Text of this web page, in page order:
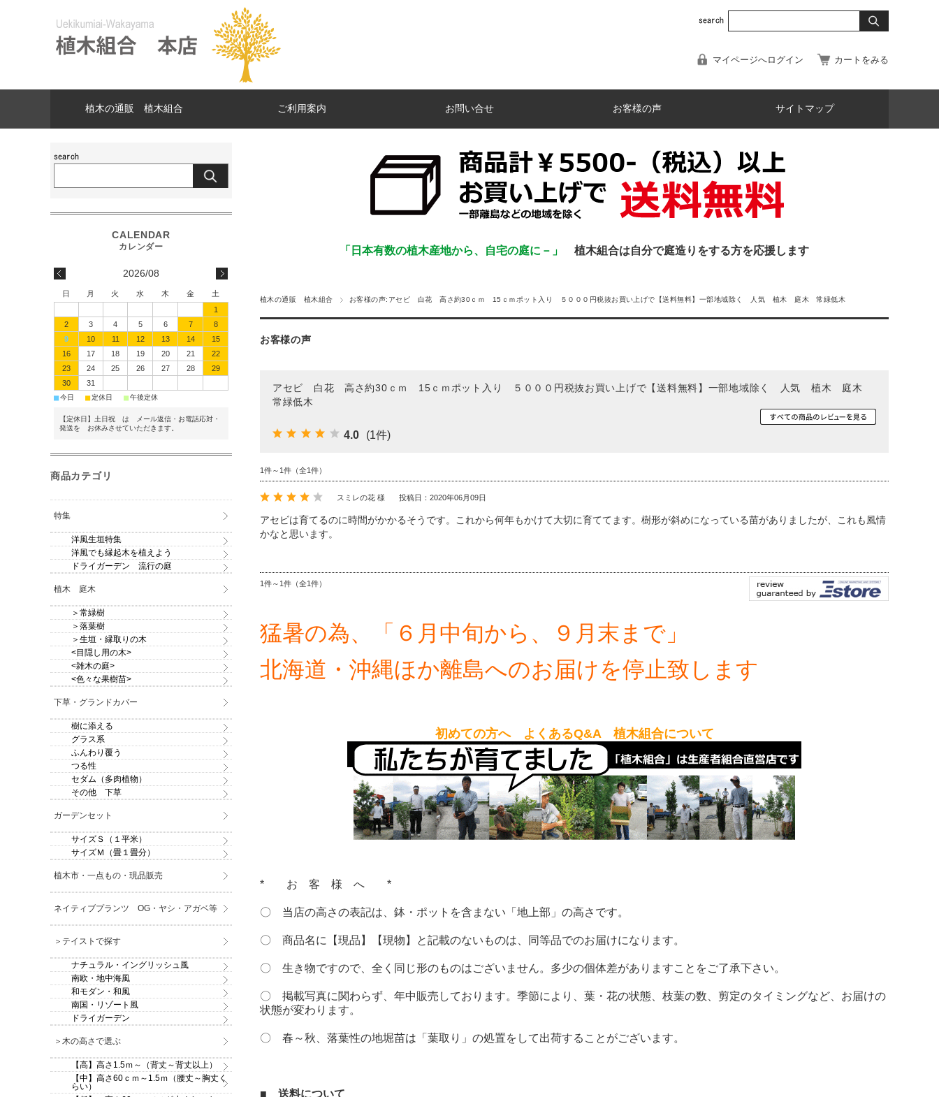
マイページへログイン カートをみる
植木の通販 植木組合 ご利用案内 お問い合せ お客様の声 サイトマップ
「日本有数の植木産地から、自宅の庭に－」 植木組合は自分で庭造りをする方を応援します
植木の通販 植木組合 お客様の声:アセビ 白花 高さ約30ｃｍ 15ｃｍポット入り ５０００円税抜お買い上げで【送料無料】一部地域除く 人気 植木 庭木 常緑低木
お客様の声
アセビ 白花 高さ約30ｃｍ 15ｃｍポット入り ５０００円税抜お買い上げで【送料無料】一部地域除く 人気 植木 庭木
常緑低木
4.0 (1件)
1件～1件（全1件）
スミレの花 様 投稿日：2020年06月09日
アセビは育てるのに時間がかかるそうです。これから何年もかけて大切に育ててます。樹形が斜めになっている苗がありましたが、これも風情
かなと思います。
1件～1件（全1件）
猛暑の為、「６月中旬から、９月末まで」
北海道・沖縄ほか離島へのお届けを停止致します
初めての方へ よくあるQ&A 植木組合について
* お 客 様 へ *
〇 当店の高さの表記は、鉢・ポットを含まない「地上部」の高さです。
〇 商品名に【現品】【現物】と記載のないものは、同等品でのお届けになります。
〇 生き物ですので、全く同じ形のものはございません。多少の個体差がありますことをご了承下さい。
〇 掲載写真に関わらず、年中販売しております。季節により、葉・花の状態、枝葉の数、剪定のタイミングなど、お届けの
状態が変わります。
〇 春～秋、落葉性の地堀苗は「葉取り」の処置をして出荷することがございます。
■ 送料について
2026/08
日 月 火 水 木 金
土
1
2
3 4 5 6 7
8
9
10 11 12 13 14
15
16
17 18 19 20 21
22
23
24 25 26 27 28
29
30
31
■今日 ■定休日 ■午後定休
【定休日】土日祝 は メール返信・お電話応対・
発送を お休みさせていただきます。
商品カテゴリ
特集
洋風生垣特集
洋風でも縁起木を植えよう
ドライガーデン 流行の庭
植木 庭木
＞常緑樹
＞落葉樹
＞生垣・縁取りの木
<目隠し用の木>
<雑木の庭>
<色々な果樹苗>
下草・グランドカバー
樹に添える
グラス系
ふんわり覆う
つる性
セダム（多肉植物）
その他 下草
ガーデンセット
サイズＳ（１平米）
サイズＭ（畳１畳分）
植木市・一点もの・現品販売
ネイティブプランツ OG・ヤシ・アガベ等
＞テイストで探す
ナチュラル・イングリッシュ風
南欧・地中海風
和モダン・和風
南国・リゾート風
ドライガーデン
＞木の高さで選ぶ
【高】高さ1.5ｍ～（背丈～背丈以上）
【中】高さ60ｃｍ～1.5ｍ（腰丈～胸丈く
らい）